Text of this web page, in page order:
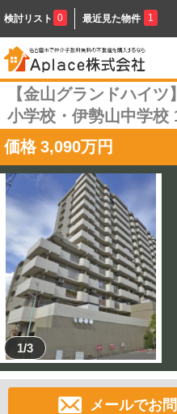
検討リスト 0 最近見た物件 1
【金山グランドハイ
小学校・伊勢山中学校
価格 3,090万円
1/3
メールでお